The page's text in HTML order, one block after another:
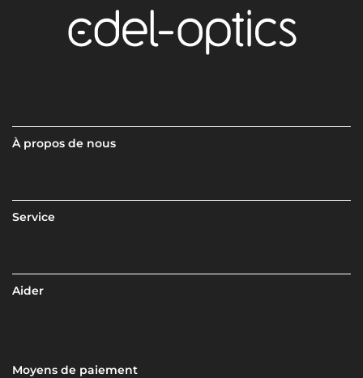
À propos de nous
Service
Aider
Moyens de paiement